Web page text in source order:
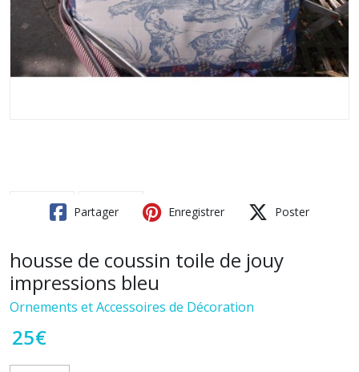
Partager Enregistrer Poster
housse de coussin toile de jouy
impressions bleu
Ornements et Accessoires de Décoration
25€